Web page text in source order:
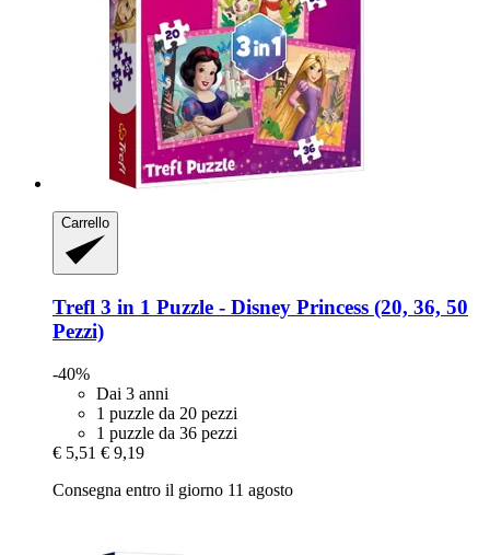
Carrello
Trefl 3 in 1 Puzzle -​ Disney Princess (20, 36, 50
Pezzi)
-40%
Dai 3 anni
1 puzzle da 20 pezzi
1 puzzle da 36 pezzi
€ 5,51 € 9,19
Consegna entro il giorno 11 agosto